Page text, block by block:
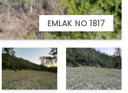
EMLAK NO 1817